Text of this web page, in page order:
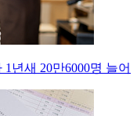
년새 20만6000명 늘어